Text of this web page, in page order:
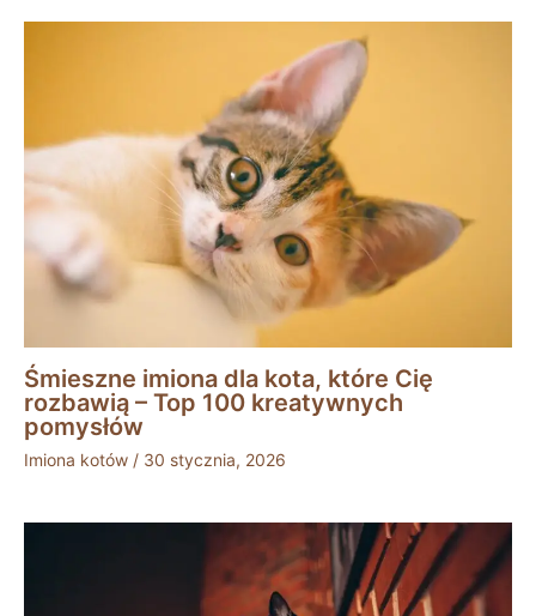
Śmieszne imiona dla kota, które Cię
rozbawią – Top 100 kreatywnych
pomysłów
Imiona kotów / 30 stycznia, 2026